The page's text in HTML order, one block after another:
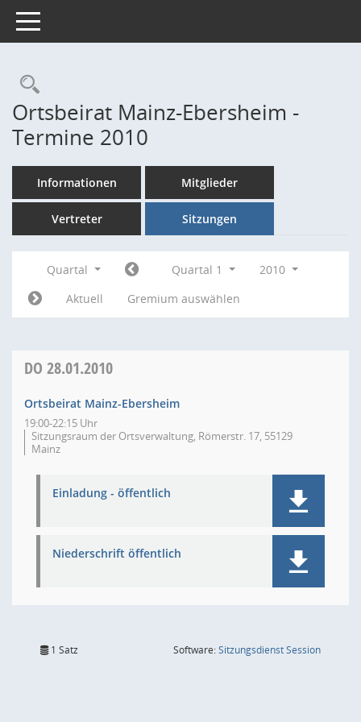
Toggle navigation
Rechercheauswahl
Ortsbeirat Mainz-Ebersheim -
Termine 2010
Informationen Mitglieder
Vertreter Sitzungen
Quartal Quartal 1
2010
Aktuell
Gremium auswählen
DO 28.01.2010
Ortsbeirat Mainz-Ebersheim
19:00-22:15 Uhr
Sitzungsraum der Ortsverwaltung, Römerstr. 17, 55129
Mainz
Einladung - öffentlich
Niederschrift öffentlich
1 Satz Software:SitzungsdienstSession(Wird in